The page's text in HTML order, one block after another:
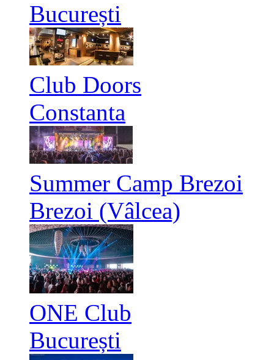
București
Club Doors
Constanta
Summer Camp Brezoi
Brezoi (Vâlcea)
ONE Club
București